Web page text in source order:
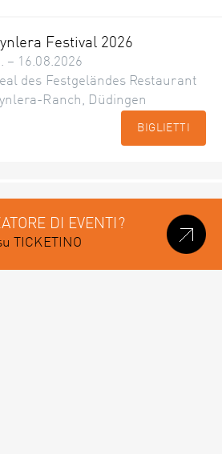
Festival 2026
– 16.08.2026
des Festgeländes Restaurant
Ranch, Düdingen
BIGLIETTI
DI EVENTI?
TICKETINO